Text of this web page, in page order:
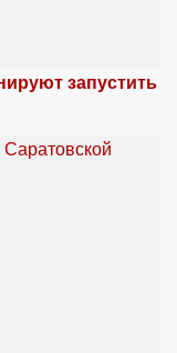
запустить